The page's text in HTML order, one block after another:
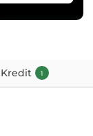
Kredit 1